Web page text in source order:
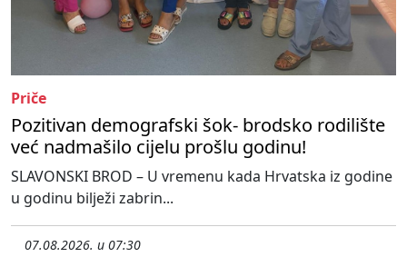
Priče
Pozitivan demografski šok- brodsko rodilište
već nadmašilo cijelu prošlu godinu!
SLAVONSKI BROD – U vremenu kada Hrvatska iz godine
u godinu bilježi zabrin...
07.08.2026. u 07:30